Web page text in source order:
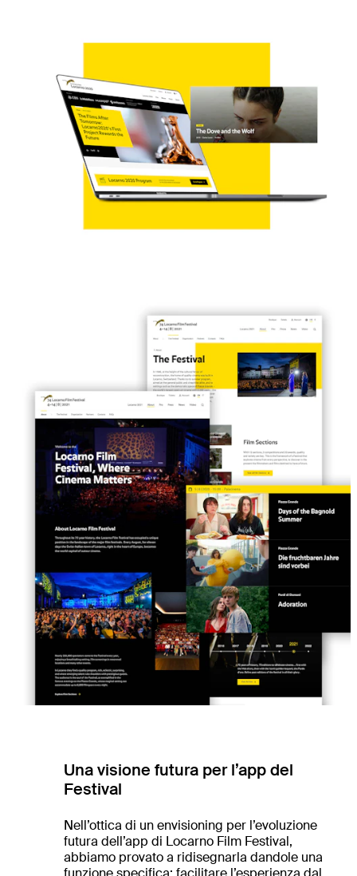
Una visione futura per l’app del
Festival
Nell’ottica di un envisioning per l’evoluzione
futura dell’app di Locarno Film Festival,
abbiamo provato a ridisegnarla dandole una